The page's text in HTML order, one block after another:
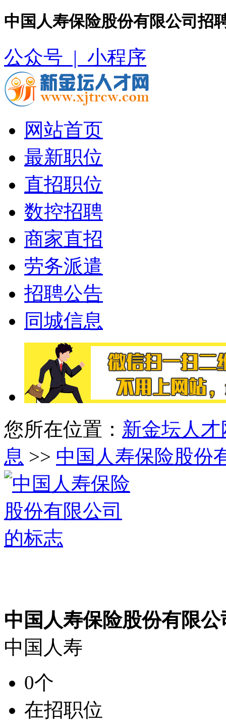
中国人寿保险股份有限公司招
公众号 | 小程序
网站首页
最新职位
直招职位
数控招聘
商家直招
劳务派遣
招聘公告
同城信息
您所在位置： 新金坛人才
息 >> 中国人寿保险股份
中国人寿保险股份有限公
中国人寿
0个
在招职位